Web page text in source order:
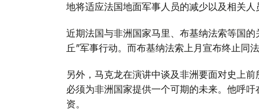
地将适应法国地面军事人员的减少以及相关人
近期法国与非洲国家马里、布基纳法索等国
丘”军事行动。而布基纳法索上月宣布终止同
另外，马克龙在演讲中谈及非洲要面对史上
必须为非洲国家提供一个可期的未来。他呼
资。